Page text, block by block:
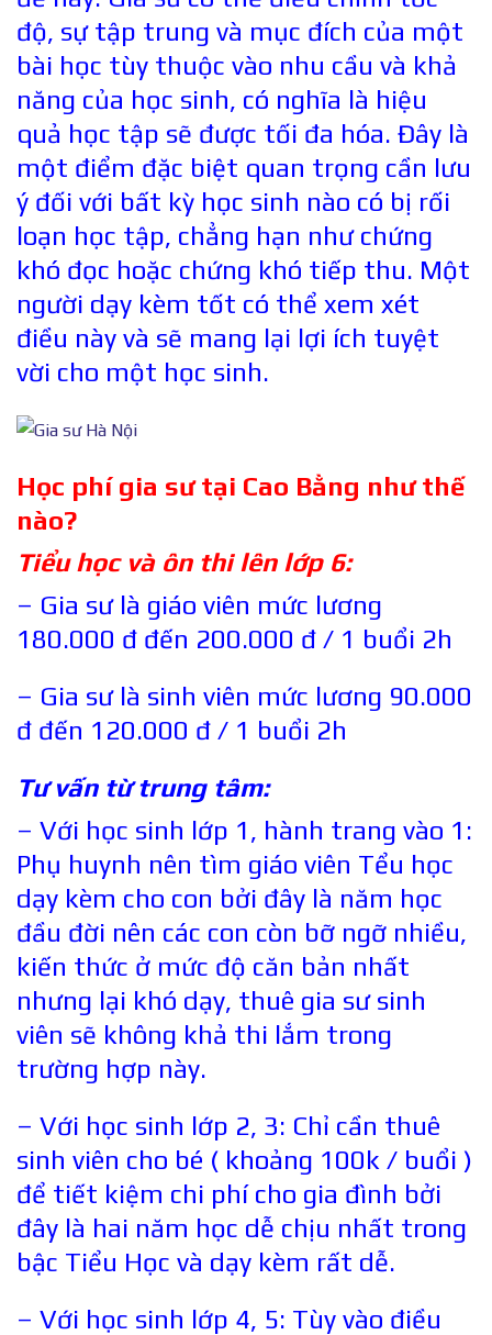
độ, sự tập trung và mục đích của một
bài học tùy thuộc vào nhu cầu và khả
năng của học sinh, có nghĩa là hiệu
quả học tập sẽ được tối đa hóa. Đây là
một điểm đặc biệt quan trọng cần lưu
ý đối với bất kỳ học sinh nào có bị rối
loạn học tập, chẳng hạn như chứng
khó đọc hoặc chứng khó tiếp thu. Một
người dạy kèm tốt có thể xem xét
điều này và sẽ mang lại lợi ích tuyệt
vời cho một học sinh.
Học phí gia sư tại Cao Bằng như thế
nào?
Tiểu học và ôn thi lên lớp 6:
– Gia sư là giáo viên mức lương
180.000 đ đến 200.000 đ / 1 buổi 2h
– Gia sư là sinh viên mức lương 90.000
đ đến 120.000 đ / 1 buổi 2h
Tư vấn từ trung tâm:
– Với học sinh lớp 1, hành trang vào 1:
Phụ huynh nên tìm giáo viên Tểu học
dạy kèm cho con bởi đây là năm học
đầu đời nên các con còn bỡ ngỡ nhiều,
kiến thức ở mức độ căn bản nhất
nhưng lại khó dạy, thuê gia sư sinh
viên sẽ không khả thi lắm trong
trường hợp này.
– Với học sinh lớp 2, 3: Chỉ cần thuê
sinh viên cho bé ( khoảng 100k / buổi )
để tiết kiệm chi phí cho gia đình bởi
đây là hai năm học dễ chịu nhất trong
bậc Tiểu Học và dạy kèm rất dễ.
– Với học sinh lớp 4, 5: Tùy vào điều